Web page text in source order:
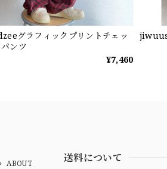
グラフィックプリントチェッ
ンツ
¥7,460
jiwuus
ABOUT 送料について